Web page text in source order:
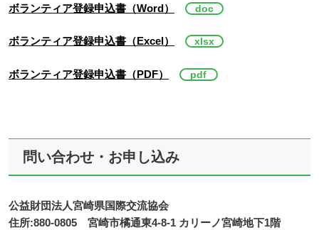
ボランティア登録申込書（Word）
ボランティア登録申込書（Excel）
ボランティア登録申込書（PDF）
問い合わせ・お申し込み
公益財団法人宮崎県国際交流協会
住所:880-0805 宮崎市橘通東4-8-1 カリーノ宮崎地下1階